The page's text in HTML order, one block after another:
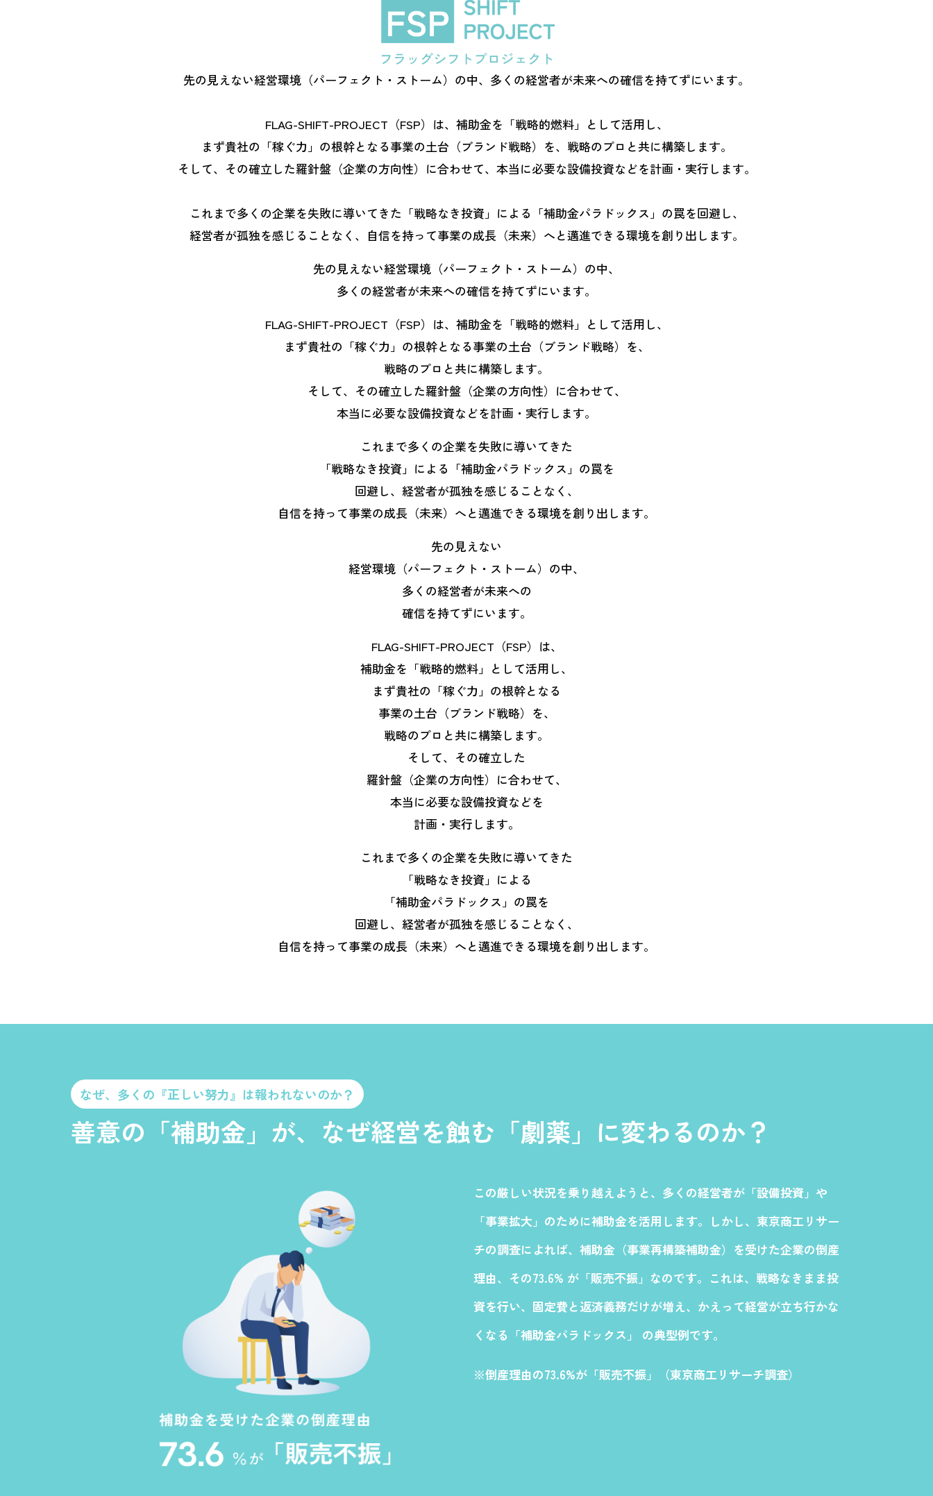
先の見えない経営環境（パーフェクト・ストーム）の中、多くの経営者が未来への確信を持てずにいます。
FLAG-SHIFT-PROJECT（FSP）は、補助金を「戦略的燃料」として活用し、
まず貴社の「稼ぐ力」の根幹となる事業の土台（ブランド戦略）を、戦略のプロと共に構築します。
そして、その確立した羅針盤（企業の方向性）に合わせて、本当に必要な設備投資などを計画・実行します。
これまで多くの企業を失敗に導いてきた「戦略なき投資」による「補助金パラドックス」の罠を回避し、
経営者が孤独を感じることなく、自信を持って事業の成長（未来）へと邁進できる環境を創り出します。
先の見えない経営環境（パーフェクト・ストーム）の中、
多くの経営者が未来への確信を持てずにいます。
FLAG-SHIFT-PROJECT（FSP）は、補助金を「戦略的燃料」として活用し、
まず貴社の「稼ぐ力」の根幹となる事業の土台（ブランド戦略）を、
戦略のプロと共に構築します。
そして、その確立した羅針盤（企業の方向性）に合わせて、
本当に必要な設備投資などを計画・実行します。
これまで多くの企業を失敗に導いてきた
「戦略なき投資」による「補助金パラドックス」の罠を
回避し、経営者が孤独を感じることなく、
自信を持って事業の成長（未来）へと邁進できる環境を創り出します。
先の見えない
経営環境（パーフェクト・ストーム）の中、
多くの経営者が未来への
確信を持てずにいます。
FLAG-SHIFT-PROJECT（FSP）は、
補助金を「戦略的燃料」として活用し、
まず貴社の「稼ぐ力」の根幹となる
事業の土台（ブランド戦略）を、
戦略のプロと共に構築します。
そして、その確立した
羅針盤（企業の方向性）に合わせて、
本当に必要な設備投資などを
計画・実行します。
これまで多くの企業を失敗に導いてきた
「戦略なき投資」による
「補助金パラドックス」の罠を
回避し、経営者が孤独を感じることなく、
自信を持って事業の成長（未来）へと邁進できる環境を創り出します。
なぜ、多くの『正しい努力』は報われないのか？
善意の「補助金」が、なぜ経営を蝕む「劇薬」に変わるのか？
この厳しい状況を乗り越えようと、多くの経営者が「設備投資」や
「事業拡大」のために補助金を活用します。しかし、東京商工リサー
チの調査によれば、補助金（事業再構築補助金）を受けた企業の倒産
理由、その73.6% が「販売不振」なのです。これは、戦略なきまま投
資を行い、固定費と返済義務だけが増え、かえって経営が立ち行かな
くなる「補助金パラドックス」 の典型例です。
※倒産理由の73.6%が「販売不振」（東京商工リサーチ調査）